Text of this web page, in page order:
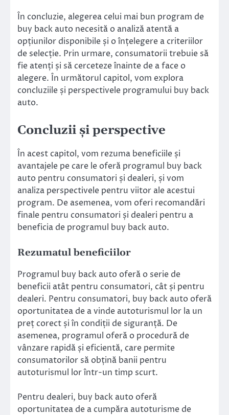
În concluzie, alegerea celui mai bun program de
buy back auto necesită o analiză atentă a
opțiunilor disponibile și o înțelegere a criteriilor
de selecție. Prin urmare, consumatorii trebuie să
fie atenți și să cerceteze înainte de a face o
alegere. În următorul capitol, vom explora
concluziile și perspectivele programului buy back
auto.
Concluzii și perspective
În acest capitol, vom rezuma beneficiile și
avantajele pe care le oferă programul buy back
auto pentru consumatori și dealeri, și vom
analiza perspectivele pentru viitor ale acestui
program. De asemenea, vom oferi recomandări
finale pentru consumatori și dealeri pentru a
beneficia de programul buy back auto.
Rezumatul beneficiilor
Programul buy back auto oferă o serie de
beneficii atât pentru consumatori, cât și pentru
dealeri. Pentru consumatori, buy back auto oferă
oportunitatea de a vinde autoturismul lor la un
preț corect și în condiții de siguranță. De
asemenea, programul oferă o procedură de
vânzare rapidă și eficientă, care permite
consumatorilor să obțină banii pentru
autoturismul lor într-un timp scurt.
Pentru dealeri, buy back auto oferă
oportunitatea de a cumpăra autoturisme de